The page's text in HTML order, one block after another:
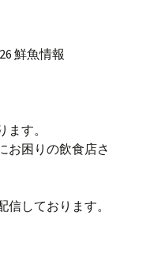
鮮魚情報
す。
お困りの飲食店さ
しております。